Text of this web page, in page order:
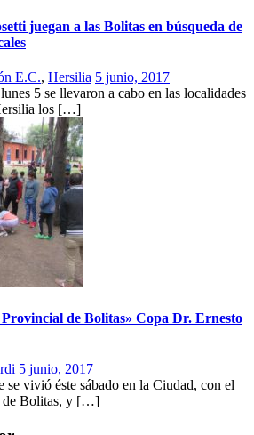
juegan a las Bolitas en búsqueda de
E.C., Hersilia 5 junio, 2017
5 se llevaron a cabo en las localidades
los […]
de Bolitas» Copa Dr. Ernesto
5 junio, 2017
se vivió éste sábado en la Ciudad, con el
de Bolitas, y […]